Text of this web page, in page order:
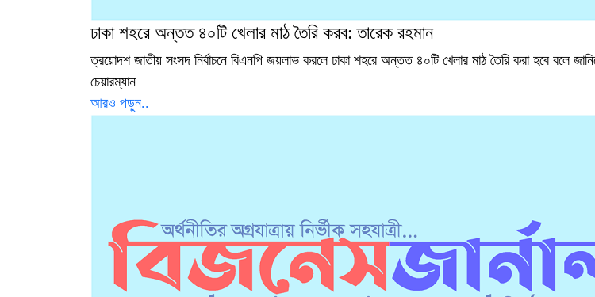
ঢাকা শহরে অন্তত ৪০টি খেলার মাঠ তৈরি করব: তারেক রহমান
ত্রয়োদশ জাতীয় সংসদ নির্বাচনে বিএনপি জয়লাভ করলে ঢাকা শহরে অন্তত ৪০টি খেলার মাঠ তৈরি করা হবে বলে
চেয়ারম্যান
আরও পড়ুন..